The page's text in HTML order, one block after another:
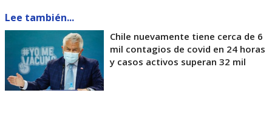
Lee también...
Chile nuevamente tiene cerca de 6
mil contagios de covid en 24 horas
y casos activos superan 32 mil